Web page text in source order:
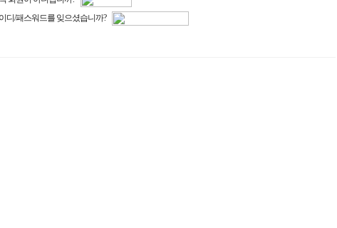
디/패스워드를 잊으셨습니까?